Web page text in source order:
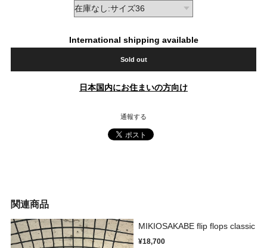
International shipping available
Sold out
日本国内にお住まいの方向け
通報する
関連商品
MIKIOSAKABE flip flops classic
¥18,700